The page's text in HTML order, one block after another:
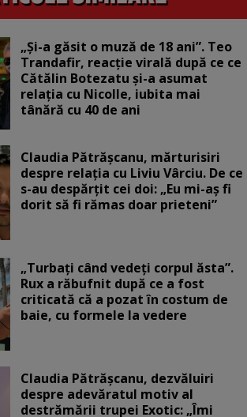
„Și-a găsit o muză de 18 ani”. Teo
Trandafir, reacție virală după ce ce
Cătălin Botezatu și-a asumat
relația cu Nicolle, iubita mai
tânără cu 40 de ani
Claudia Pătrășcanu, mărturisiri
despre relația cu Liviu Vârciu. De ce
s-au despărțit cei doi: „Eu mi-aș fi
dorit să fi rămas doar prieteni”
„Turbați când vedeți corpul ăsta”.
Rux a răbufnit după ce a fost
criticată că a pozat în costum de
baie, cu formele la vedere
Claudia Pătrășcanu, dezvăluiri
despre adevăratul motiv al
destrămării trupei Exotic: „Îmi